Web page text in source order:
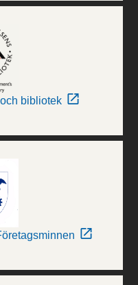
bibliotek